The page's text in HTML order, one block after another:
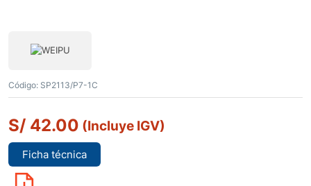
Código: SP2113/P7-1C
S/ 42.00 (Incluye IGV)
Ficha técnica